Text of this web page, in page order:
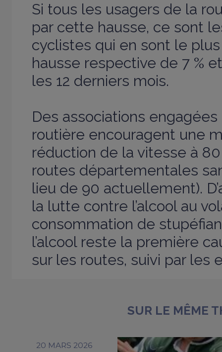
Si tous les usagers de la
par cette hausse, ce sont
cyclistes qui en sont le
hausse respective de 7 %
les 12 derniers mois.
Des associations
routière encouragent une
réduction de la vitesse à
routes départementales
lieu de 90 actuellement).
la lutte contre l’alcool au
consommation de
l’alcool reste la première
sur les routes, suivi par les
SUR LE MÊME
20 MARS 2026